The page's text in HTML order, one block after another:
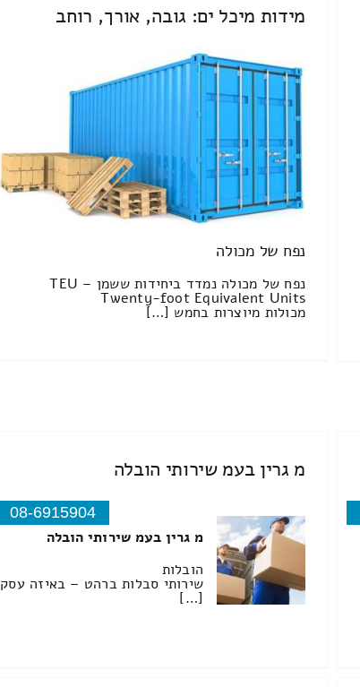
מידות מיכל ים: גובה, אורך, רוחב
נפח של מכולה
נפח של מכולה נמדד ביחידות ששמן TEU –
Twenty-foot Equivalent Units
מכולות מיוצרות בחמש […]
מ גרין בעמ שירותי הובלה
08-6915904
מ גרין בעמ שירותי הובלה
הובלות
שירותי סבלות ברהט – באיזה עסק
[…]